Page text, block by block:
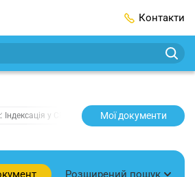
Контакти
Індексація у СЕРПНІ 2️⃣0️⃣2️⃣7️⃣ Усі
Мої документи
Розширений пошук